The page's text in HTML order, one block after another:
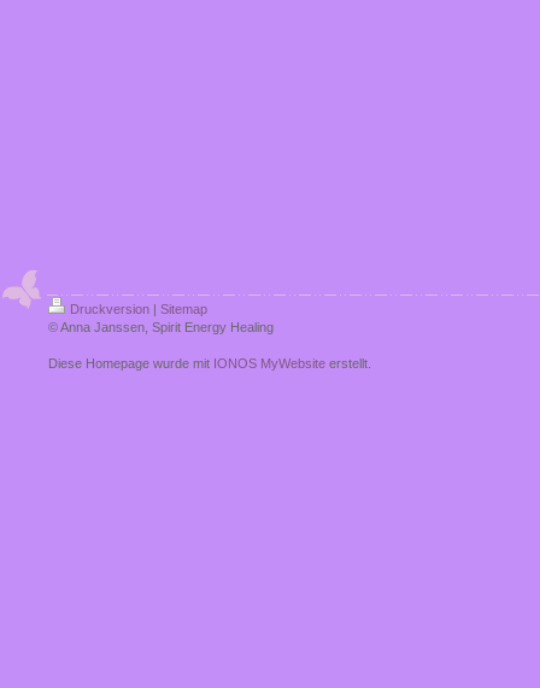
Druckversion | Sitemap
© Anna Janssen, Spirit Energy Healing
Diese Homepage wurde mit IONOS MyWebsite erstellt.